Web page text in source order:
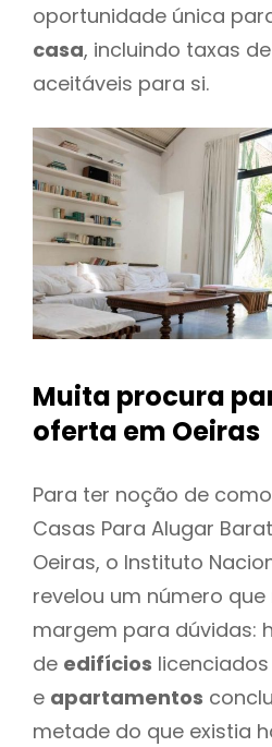
oportunidade única
casa, incluindo taxas
aceitáveis para si.
Muita procura
oferta em Oeiras
Para ter noção de
Casas Para Alugar
Oeiras, o Instituto
revelou um número que
margem para dúvidas:
de edifícios licenciados
e apartamentos
metade do que existia